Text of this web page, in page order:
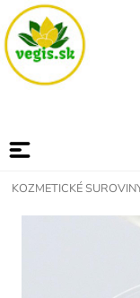
KOZMETICKÉ